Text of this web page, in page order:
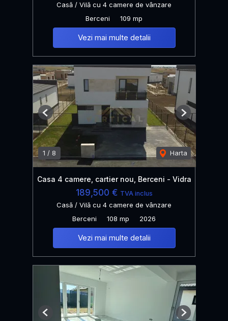
Casă / Vilă cu 4 camere de vânzare
Berceni
109 mp
Vezi mai multe detalii
1 / 8 Harta
Previous Next
Casa 4 camere, cartier nou, Berceni - Vidra
189,500 € TVA inclus
Casă / Vilă cu 4 camere de vânzare
Berceni
108 mp 2026
Vezi mai multe detalii
Previous Next